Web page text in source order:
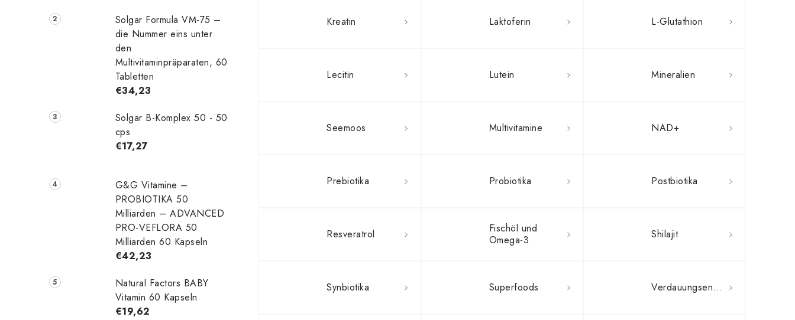
Solgar Formula VM-75 –
die Nummer eins unter
den
Multivitaminpräparaten, 60
Tabletten
€34,23
Solgar B-Komplex 50 - 50
cps
€17,27
G&G Vitamine –
PROBIOTIKA 50
Milliarden – ADVANCED
PRO-VEFLORA 50
Milliarden 60 Kapseln
€42,23
Natural Factors BABY
Vitamin 60 Kapseln
€19,62
Kreatin Laktoferin L-Glutathion
Lecitin Lutein Mineralien
Seemoos Multivitamine NAD+
Prebiotika Probiotika Postbiotika
Resveratrol
Fischöl und
Omega-3
Shilajit
Synbiotika Superfoods Verdauungsenzyme